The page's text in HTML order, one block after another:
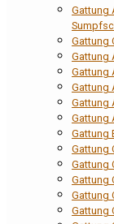
Gattung
Gattung
Gattung
Gattung
Gattung
Gattung
Gattung
Gattung
Gattung
Gattung
Gattung
Gattung
Gattung